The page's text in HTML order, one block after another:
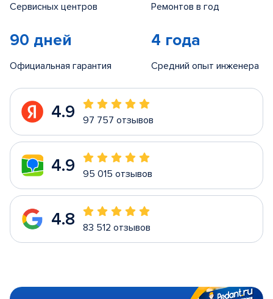
Сервисных центров Ремонтов в год
90 дней
Официальная гарантия
4 года
Средний опыт инженера
4.9 97 757 отзывов
4.9 95 015 отзывов
4.8 83 512 отзывов